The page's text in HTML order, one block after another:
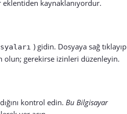
eklentiden kaynaklanıyordur.
) gidin. Dosyaya sağ tıklayıp
olun; gerekirse izinleri düzenleyin.
kontrol edin. Bu Bilgisayar